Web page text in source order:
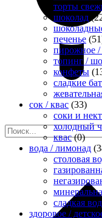
торты
шоколад
печенье
пирожное /
топинг /
конфеты
сладкие
сок / квас (33)
соки и
холодный
квас (0)
вода / лимонад
столовая
сладкая
здоровое /